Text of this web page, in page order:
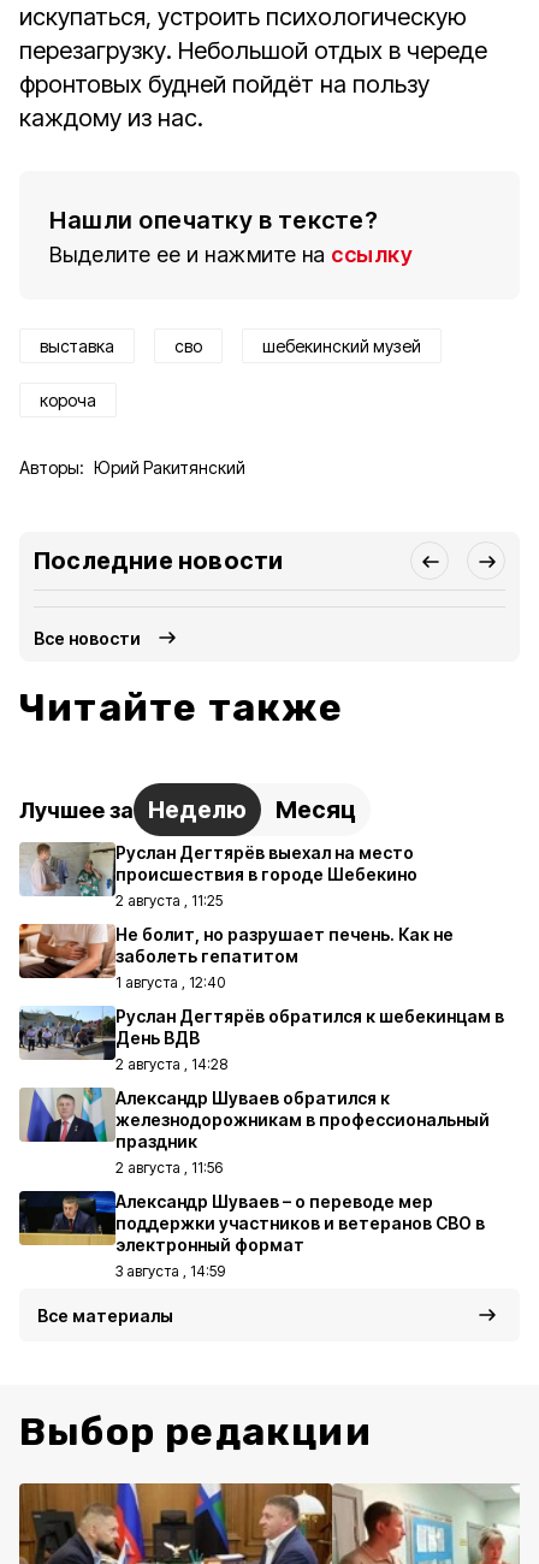
искупаться, устроить психологическую
перезагрузку. Небольшой отдых в череде
фронтовых будней пойдёт на пользу
каждому из нас.
Нашли опечатку в тексте?
Выделите ее и нажмите на ссылку
выставка сво шебекинский музей
короча
Авторы: Юрий Ракитянский
Последние новости
Все новости
Читайте также
Лучшее за Неделю Месяц
Руслан Дегтярёв выехал на место
происшествия в городе Шебекино
2 августа , 11:25
Не болит, но разрушает печень. Как не
заболеть гепатитом
1 августа , 12:40
Руслан Дегтярёв обратился к шебекинцам в
День ВДВ
2 августа , 14:28
Александр Шуваев обратился к
железнодорожникам в профессиональный
праздник
2 августа , 11:56
Александр Шуваев – о переводе мер
поддержки участников и ветеранов СВО в
электронный формат
3 августа , 14:59
Все материалы
Выбор редакции